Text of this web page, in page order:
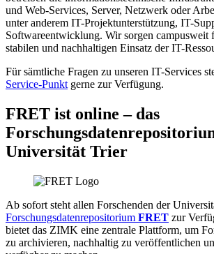
und Web-Services, Server, Netzwerk oder
unter anderem IT-Projektunterstützung, IT-
Softwareentwicklung. Wir sorgen campusweit
stabilen und nachhaltigen Einsatz der IT-
Für sämtliche Fragen zu unseren IT-Services
Service-Punkt gerne zur Verfügung.
FRET ist online – das
Universität Trier
Ab sofort steht allen Forschenden der
Forschungsdatenrepositorium FRET zur
bietet das ZIMK eine zentrale Plattform, um
zu archivieren, nachhaltig zu veröffentlichen